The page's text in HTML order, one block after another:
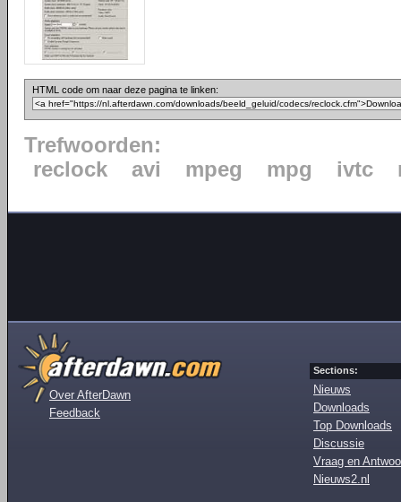
HTML code om naar deze pagina te linken:
Trefwoorden:
reclock
avi mpeg mpg ivtc
Over AfterDawn
Feedback
Sections:
Nieuws
Downloads
Top Downloads
Discussie
Vraag en
Nieuws2.nl